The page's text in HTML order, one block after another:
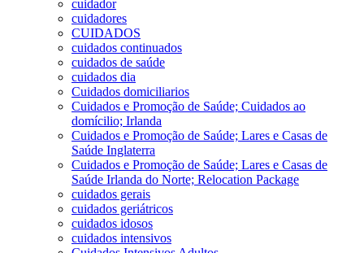
cuidador
cuidadores
CUIDADOS
cuidados continuados
cuidados de saúde
cuidados dia
Cuidados domiciliarios
Cuidados e Promoção de Saúde; Cuidados ao
domícilio; Irlanda
Cuidados e Promoção de Saúde; Lares e Casas de
Saúde Inglaterra
Cuidados e Promoção de Saúde; Lares e Casas de
Saúde Irlanda do Norte; Relocation Package
cuidados gerais
cuidados geriátricos
cuidados idosos
cuidados intensivos